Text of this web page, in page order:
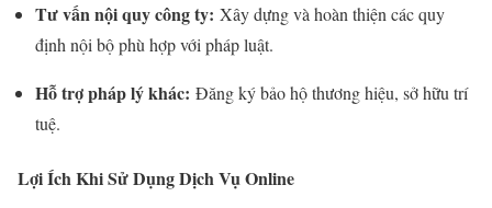
Tư vấn nội quy công ty: Xây dựng và hoàn thiện các quy
định nội bộ phù hợp với pháp luật.
Hỗ trợ pháp lý khác: Đăng ký bảo hộ thương hiệu, sở hữu trí
tuệ.
Lợi Ích Khi Sử Dụng Dịch Vụ Online